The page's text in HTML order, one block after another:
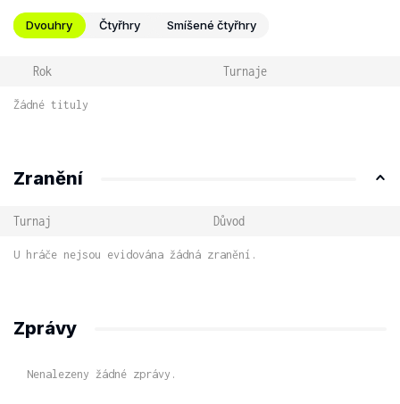
Dvouhry Čtyřhry Smíšené čtyřhry
Rok Turnaje
Žádné tituly
Zranění
Turnaj Důvod
U hráče nejsou evidována žádná zranění.
Zprávy
Nenalezeny žádné zprávy.